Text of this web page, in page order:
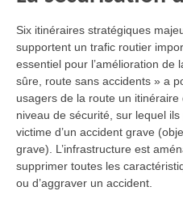
Six itinéraires stratégiques
supportent un trafic routier
essentiel pour l’amélioration de
sûre, route sans accidents » a
usagers de la route un
niveau de sécurité, sur lequel
victime d’un accident grave
grave). L’infrastructure est
supprimer toutes les
ou d’aggraver un accident.